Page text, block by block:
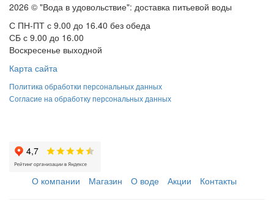
2026 © "Вода в удовольствие": доставка питьевой воды
С ПН-ПТ с 9.00 до 16.40 без обеда
СБ с 9.00 до 16.00
Воскресенье выходной
Карта сайта
Политика обработки персональных данных
Согласие на обработку персональных данных
О компании Магазин О воде Акции Контакты